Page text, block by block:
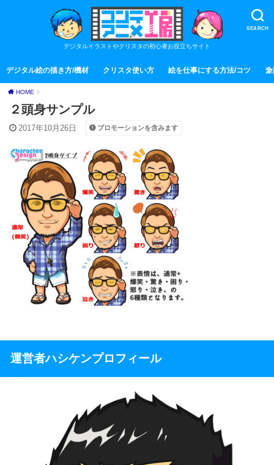
SEARCH
デジタルイラストやクリスタの初心者お役立ちサイト
デジタル絵の描き方/機材 クリスタ使い方 絵を仕事にする方法/コツ 全
HOME
２頭身サンプル
2017年10月26日 プロモーションを含みます
運営者ハシケンプロフィール